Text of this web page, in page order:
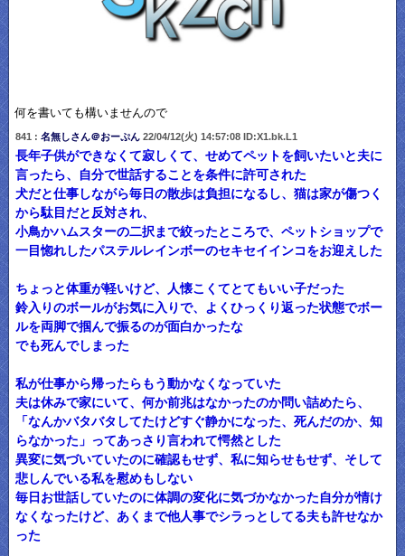
何を書いても構いませんので
841 : 名無しさん＠おーぷん22/04/12(火) 14:57:08 ID:X1.bk.L1
長年子供ができなくて寂しくて、せめてペットを飼いたいと夫に
言ったら、自分で世話することを条件に許可された
犬だと仕事しながら毎日の散歩は負担になるし、猫は家が傷つく
から駄目だと反対され、
小鳥かハムスターの二択まで絞ったところで、ペットショップで
一目惚れしたパステルレインボーのセキセイインコをお迎えした
ちょっと体重が軽いけど、人懐こくてとてもいい子だった
鈴入りのボールがお気に入りで、よくひっくり返った状態でボー
ルを両脚で掴んで振るのが面白かったな
でも死んでしまった
私が仕事から帰ったらもう動かなくなっていた
夫は休みで家にいて、何か前兆はなかったのか問い詰めたら、
「なんかバタバタしてたけどすぐ静かになった、死んだのか、知
らなかった」ってあっさり言われて愕然とした
異変に気づいていたのに確認もせず、私に知らせもせず、そして
悲しんでいる私を慰めもしない
毎日お世話していたのに体調の変化に気づかなかった自分が情け
なくなったけど、あくまで他人事でシラっとしてる夫も許せなか
った